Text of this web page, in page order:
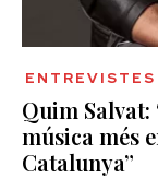
ENTREVISTES
Quim Salvat:
música més
Catalunya”